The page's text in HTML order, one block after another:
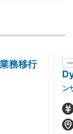
務移行
ン